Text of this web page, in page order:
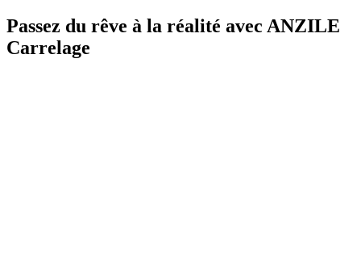
Passez du rêve à la réalité avec ANZILE
Carrelage